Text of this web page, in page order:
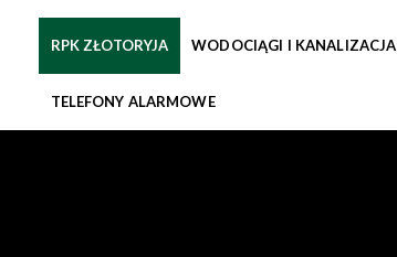
RPK ZŁOTORYJA WODOCIĄGI I KANALIZACJA
TELEFONY ALARMOWE